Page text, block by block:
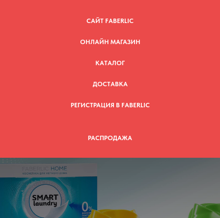
САЙТ FABERLIC
ОНЛАЙН МАГАЗИН
КАТАЛОГ
ДОСТАВКА
РЕГИСТРАЦИЯ В FABERLIC
РАСПРОДАЖА